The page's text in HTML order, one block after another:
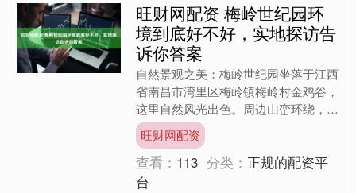
旺财网配资 梅岭世纪园环
境到底好不好，实地探访告
诉你答案
自然景观之美：梅岭世纪园坐落于江西
省南昌市湾里区梅岭镇梅岭村金鸡谷，
这里自然风光出色。周边山峦环绕，植
被丰富，四季景色各有特色。春天，山
间野花盛开，五彩斑斓，散....
旺财网配资
查看： 113 分类： 正规的配资平
台